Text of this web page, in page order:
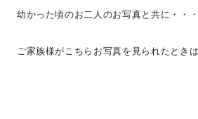
幼かった頃のお二人のお写真と共に・・・
ご家族様がこちらお写真を見られたとき